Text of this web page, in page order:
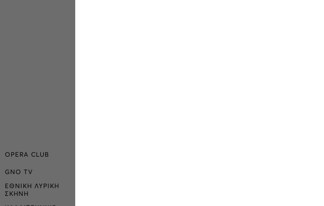
OPERA CLUB
GNO TV
ΕΘΝΙΚΗ ΛΥΡΙΚΗ
ΣΚΗΝΗ